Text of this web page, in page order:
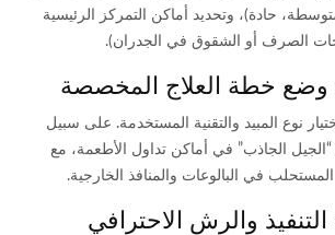
حادة)، وتحديد أماكن التمركز الرئيسية
الصرف أو الشقوق في الجدران).
وضع خطة العلاج المخصصة
نوع المبيد والتقنية المستخدمة. على سبيل
“الجيل الجاذب” في أماكن تداول الأطعمة، مع
في البالوعات والمنافذ الخارجية.
التنفيذ والرش الاحترافي